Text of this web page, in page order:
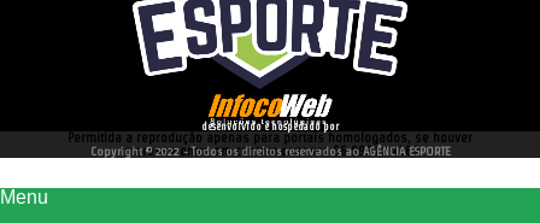
desenvolvido e hospedado por
Permitida a reprodução apenas para portais homologados, se houver
interesse entre em contato conosco 66 99977 4262
Copyright © 2022 - Todos os direitos reservados ao AGÊNCIA ESPORTE
Menu